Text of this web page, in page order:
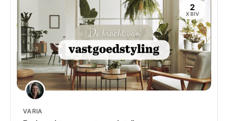
2
X BIV
VARIA